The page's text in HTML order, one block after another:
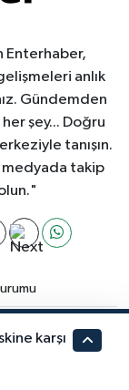
Enterhaber,
anlık
Gündemden
şey... Doğru
tanışın.
medyada takip
karşı